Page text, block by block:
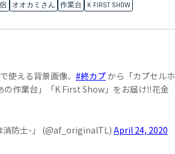
オオカミさん 作業台 K FIRST SHOW
使える背景画像、 #終カプから「カプセルホ
の作業台」「K First Show」をお届け‼️花金
消防士-」 (@af_originalTL)April 24, 2020